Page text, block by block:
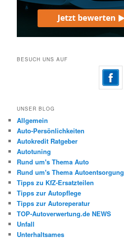
BESUCH UNS AUF
UNSER BLOG
Allgemein
Auto-Persönlichkeiten
Autokredit Ratgeber
Autotuning
Rund um's Thema Auto
Rund um's Thema Autoentsorgung
Tipps zu KfZ-Ersatzteilen
Tipps zur Autopflege
Tipps zur Autoreperatur
TOP-Autoverwertung.de NEWS
Unfall
Unterhaltsames